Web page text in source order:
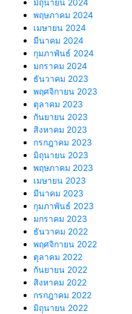
พฤษภาคม 2024
เมษายน 2024
มีนาคม 2024
กุมภาพันธ์ 2024
มกราคม 2024
ธันวาคม 2023
พฤศจิกายน 2023
ตุลาคม 2023
กันยายน 2023
สิงหาคม 2023
กรกฎาคม 2023
มิถุนายน 2023
พฤษภาคม 2023
เมษายน 2023
มีนาคม 2023
กุมภาพันธ์ 2023
มกราคม 2023
ธันวาคม 2022
พฤศจิกายน 2022
ตุลาคม 2022
กันยายน 2022
สิงหาคม 2022
กรกฎาคม 2022
มิถุนายน 2022